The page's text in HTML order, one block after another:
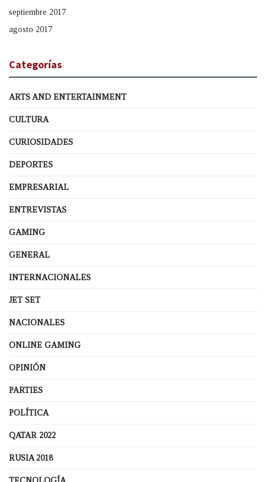
septiembre 2017
agosto 2017
Categorías
ARTS AND ENTERTAINMENT
CULTURA
CURIOSIDADES
DEPORTES
EMPRESARIAL
ENTREVISTAS
GAMING
GENERAL
INTERNACIONALES
JET SET
NACIONALES
ONLINE GAMING
OPINIÓN
PARTIES
POLÍTICA
QATAR 2022
RUSIA 2018